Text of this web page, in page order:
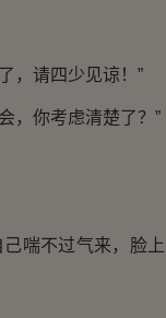
，请四少见谅！”
，你考虑清楚了？”
喘不过气来，脸上